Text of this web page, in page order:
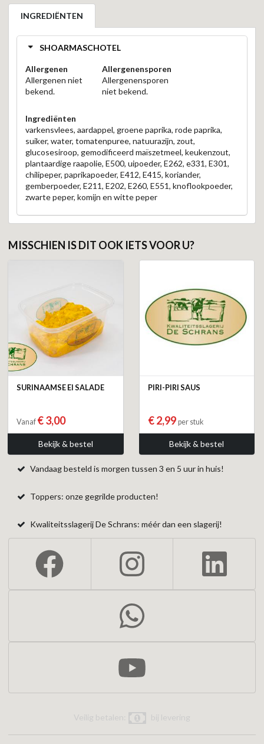
INGREDIËNTEN
SHOARMASCHOTEL
Allergenen
Allergenen niet
bekend.
Allergenensporen
Allergenensporen
niet bekend.
Ingrediënten
varkensvlees, aardappel, groene paprika, rode paprika,
suiker, water, tomatenpuree, natuurazijn, zout,
glucosesiroop, gemodificeerd maïszetmeel, keukenzout,
plantaardige raapolie, E500, uipoeder, E262, e331, E301,
chilipeper, paprikapoeder, E412, E415, koriander,
gemberpoeder, E211, E202, E260, E551, knoflookpoeder,
zwarte peper, komijn en witte peper
MISSCHIEN IS DIT OOK IETS VOOR U?
SURINAAMSE EI SALADE
Vanaf € 3,00
Bekijk & bestel
PIRI-PIRI SAUS
€ 2,99 per stuk
Bekijk & bestel
Vandaag besteld is morgen tussen 3 en 5 uur in huis!
Toppers: onze gegrilde producten!
Kwaliteitsslagerij De Schrans: méér dan een slagerij!